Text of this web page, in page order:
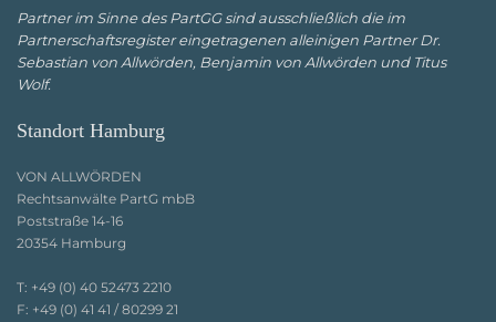
Partner im Sinne des PartGG sind ausschließlich die im
Partnerschaftsregister eingetragenen alleinigen Partner Dr.
Sebastian von Allwörden, Benjamin von Allwörden und Titus
Wolf.
Standort Hamburg
VON ALLWÖRDEN
Rechtsanwälte PartG mbB
Poststraße 14-16
20354 Hamburg
T: +49 (0) 40 52473 2210
F: +49 (0) 41 41 / 80299 21